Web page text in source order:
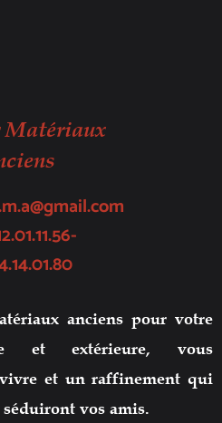
Matériaux
anciens pour votre
et extérieure, vous
et un raffinement qui
séduiront vos amis.